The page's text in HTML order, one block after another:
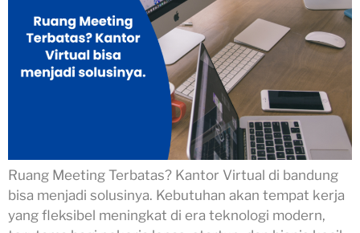
Ruang Meeting Terbatas? Kantor Virtual di bandung
bisa menjadi solusinya. Kebutuhan akan tempat kerja
yang fleksibel meningkat di era teknologi modern,